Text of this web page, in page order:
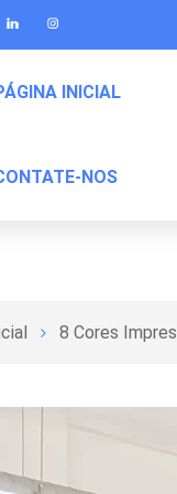
INICIAL
NOS
8 Cores